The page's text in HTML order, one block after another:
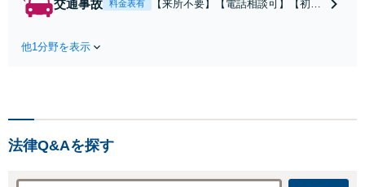
争点を整理し、見
交通事故 料金表有
【来所不要】【電話相談可】【初回
他1分野を表示
法律Q&Aを探す